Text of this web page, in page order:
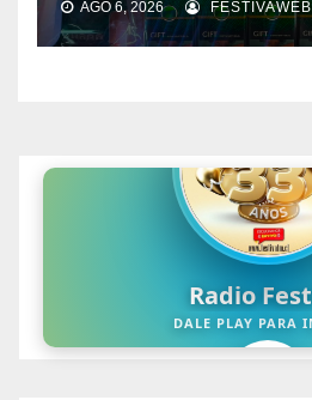
AGO 6, 2026 FESTIVAWEB